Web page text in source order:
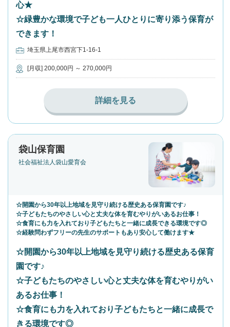
心★
☆緑豊かな環境で子ども一人ひとりに寄り添う保育が
できます！
埼玉県上尾市西宮下1-16-1
[月収] 200,000円 ～ 270,000円
詳細を見る
袋山保育園
社会福祉法人袋山愛育会
☆開園から30年以上地域を見守り続ける歴史ある保育園です♪
☆子どもたちのやさしい心と丈夫な体を育むやりがいあるお仕事！
☆食育にも力を入れており子どもたちと一緒に成長できる環境です◎
☆経験問わずフリーの先生のサポートもあり安心して働けます★
☆開園から30年以上地域を見守り続ける歴史ある保育
園です♪
☆子どもたちのやさしい心と丈夫な体を育むやりがい
あるお仕事！
☆食育にも力を入れており子どもたちと一緒に成長で
きる環境です◎